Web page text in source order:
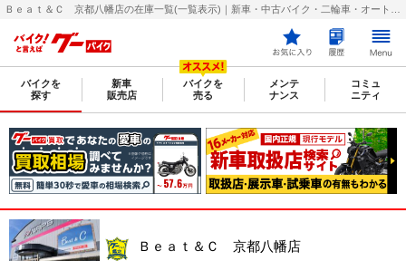
バイクを
探す
新車
販売店
バイクを
売る
メンテ
ナンス
コミュ
ニティ
Ｂｅａｔ＆Ｃ 京都八幡店